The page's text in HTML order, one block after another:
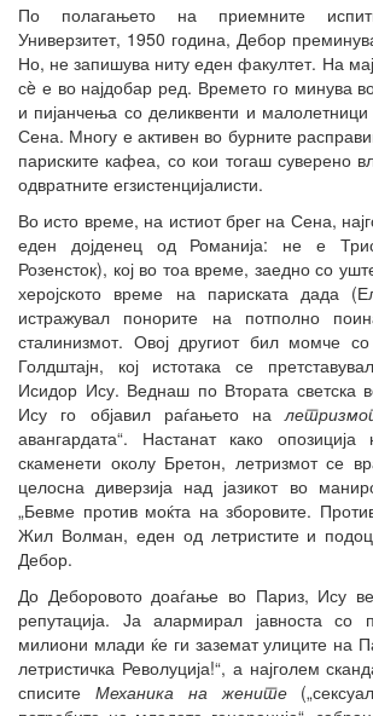
По полагањето на приемните
Универзитет, 1950 година, Дебор
Но, не запишува ниту еден факултет. На
сè е во најдобар ред. Времето го минува
и пијанчења со деликвенти и
Сена. Многу е активен во бурните
париските кафеа, со кои тогаш суверено
одвратните егзистенцијалисти.
Во исто време, на истиот брег на Сена,
еден дојденец од Романија: не е
Розенсток), кој во тоа време, заедно со
херојското време на париската дада
истражувал понорите на потполно
сталинизмот. Овој другиот бил момче
Голдштајн, кој истотака се
Исидор Ису. Веднаш по Втората светска
Ису го објавил раѓањето на
авангардата“. Настанат како опозиција
скаменети околу Бретон, летризмот се
целосна диверзија над јазикот во
„Бевме против моќта на зборовите.
Жил Волман, еден од летристите и
Дебор.
До Деборовото доаѓање во Париз, Ису
репутација. Ја алармирал јавноста со
милиони млади ќе ги заземат улиците на
летристичка Револуција!“, а најголем
списите Механика на жените